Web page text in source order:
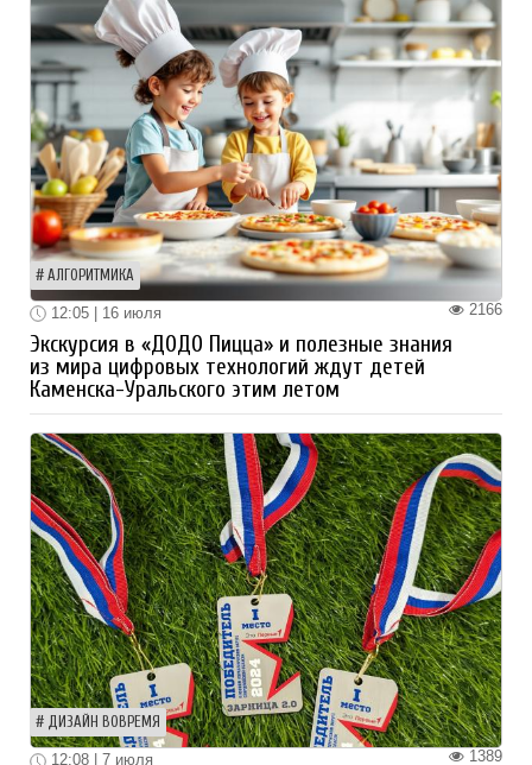
АЛГОРИТМИКА
2166
12:05 | 16 июля
Экскурсия в «ДОДО Пицца» и полезные знания
из мира цифровых технологий ждут детей
Каменска-Уральского этим летом
ДИЗАЙН ВОВРЕМЯ
1389
12:08 | 7 июля